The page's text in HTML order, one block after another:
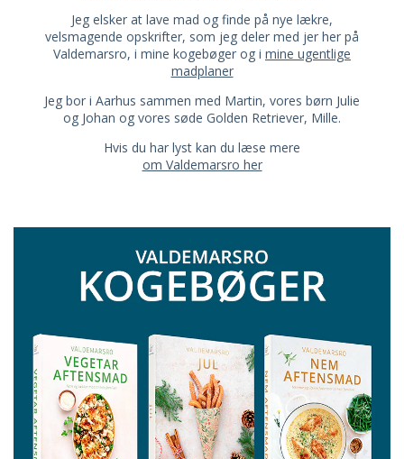
Jeg elsker at lave mad og finde på nye lækre,
velsmagende opskrifter, som jeg deler med jer her på
Valdemarsro, i mine kogebøger og i mine ugentlige
madplaner
Jeg bor i Aarhus sammen med Martin, vores børn Julie
og Johan og vores søde Golden Retriever, Mille.
Hvis du har lyst kan du læse mere
om Valdemarsro her